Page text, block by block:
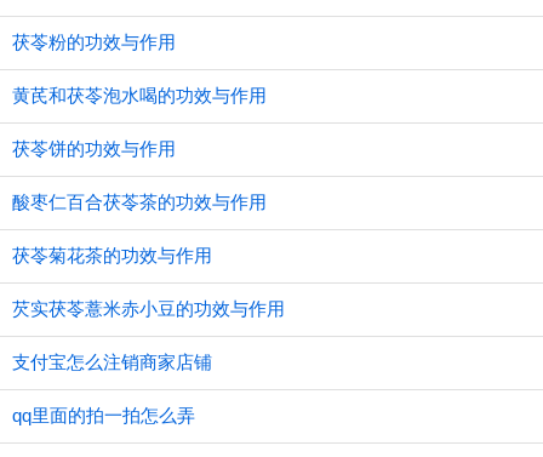
茯苓粉的功效与作用
黄芪和茯苓泡水喝的功效与作用
茯苓饼的功效与作用
酸枣仁百合茯苓茶的功效与作用
茯苓菊花茶的功效与作用
芡实茯苓薏米赤小豆的功效与作用
支付宝怎么注销商家店铺
qq里面的拍一拍怎么弄